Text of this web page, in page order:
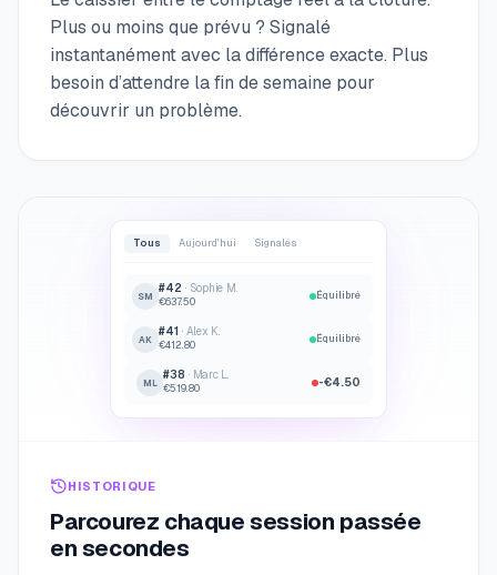
Plus ou moins que prévu ? Signalé
instantanément avec la différence exacte. Plus
besoin d’attendre la fin de semaine pour
découvrir un problème.
Tous Aujourd’hui Signalés
SM
#42 · Sophie M.
€637.50 Équilibré
AK
#41 · Alex K.
€412.80 Équilibré
ML
#38 · Marc L.
€519.80 -€4.50
HISTORIQUE
Parcourez chaque session passée
en secondes